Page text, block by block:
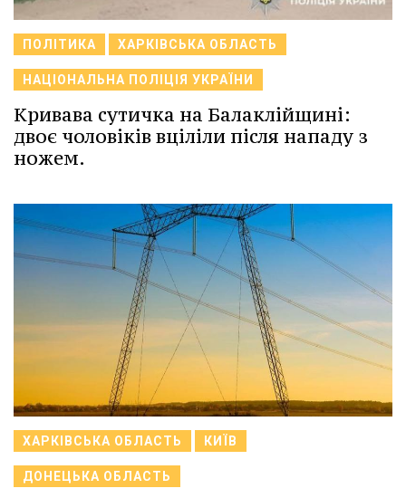
ПОЛІТИКА ХАРКІВСЬКА ОБЛАСТЬ
НАЦІОНАЛЬНА ПОЛІЦІЯ УКРАЇНИ
Кривава сутичка на Балаклійщині:
двоє чоловіків вціліли після нападу з
ножем.
ХАРКІВСЬКА ОБЛАСТЬ КИЇВ
ДОНЕЦЬКА ОБЛАСТЬ